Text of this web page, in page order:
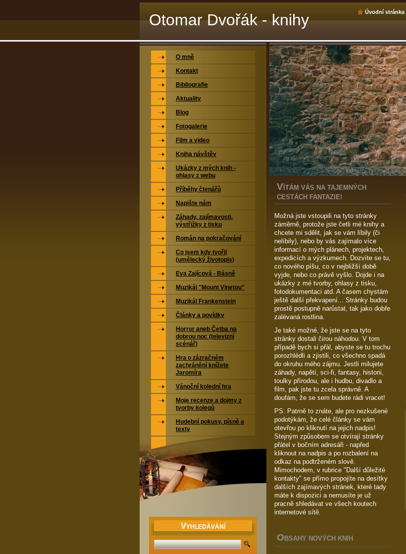
Otomar Dvořák - knihy Úvodní stránka
V ÍTÁM VÁS NA TAJEMNÝCH
CESTÁCH FANTAZIE!
Možná jste vstoupili na tyto stránky
záměrně, protože jste četli mé knihy a
chcete mi sdělit, jak se vám líbily (či
nelíbily), nebo by vás zajímalo více
informací o mých plánech, projektech,
expedicích a výzkumech. Dozvíte se tu,
co nového píšu, co v nejbližší době
vyjde, nebo co právě vyšlo. Dojde i na
ukázky z mé tvorby, ohlasy z tisku,
fotodokumentaci atd. A časem chystám
ještě další překvapení... Stránky budou
prostě postupně narůstat, tak jako dobře
zalévaná rostlina.
Je také možné, že jste se na tyto
stránky dostali čirou náhodou. V tom
případě bych si přál, abyste se tu trochu
porozhlédli a zjistili, co všechno spadá
do okruhu mého zájmu. Jestli milujete
záhady, napětí, sci-fi, fantasy, historii,
toulky přírodou, ale i hudbu, divadlo a
film, pak jste tu zcela správně. A
doufám, že se sem budete rádi vracet!
PS: Patrně to znáte, ale pro nezkušené
podotýkám, že celé články se vám
otevřou po kliknutí na jejich nadpis!
Stejným způsobem se otvírají stránky
přátel v bočním adresáři - napřed
kliknout na nadpis a po rozbalení na
odkaz na podtrženém slově.
Mimochodem, v rubrice "Další důležité
kontakty" se přímo propojíte na desítky
dalších zajímavých stránek, které tady
máte k dispozici a nemusíte je už
pracně shledávat ve všech koutech
internetové sítě.
O BSAHY NOVÝCH KNIH
O mně
Kontakt
Bibliografie
Aktuality
Blog
Fotogalerie
Film a video
Kniha návštěv
Ukázky z mých knih -
ohlasy z webu
Příběhy čtenářů
Napište nám
Záhady, zajímavosti,
výstřižky z tisku
Román na pokračování
Co jsem kdy tvořil
(umělecký životopis)
Eva Zajícová - Básně
Muzikál "Mount Vinetou"
Muzikál Frankenstein
Články a povídky
Horror aneb Četba na
dobrou noc (televizní
scénář)
Hra o zázračném
zachránění knížete
Jaromíra
Vánoční kolední hra
Moje recenze a dojmy z
tvorby kolegů
Hudební pokusy, písně a
texty
VYHLEDÁVÁNÍ